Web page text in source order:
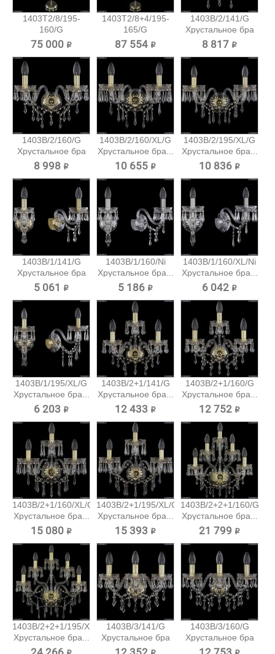
1403T2/8/195-
160/G
Хрустальный
75 000 ₽
1403T2/8+4/195-
165/G
Хрустальный...
87 554 ₽
1403B/2/141/G
Хрустальное бра
Bohemia...
8 817 ₽
1403B/2/160/G
Хрустальное бра
Bohemia...
8 998 ₽
1403B/2/160/XL/G
Хрустальное бра...
10 655 ₽
1403B/2/195/XL/G
Хрустальное бра...
10 836 ₽
1403B/1/141/G
Хрустальное бра
Bohemia...
5 061 ₽
1403B/1/160/Ni
Хрустальное бра...
5 186 ₽
1403B/1/160/XL/Ni
Хрустальное бра...
6 042 ₽
1403B/1/195/XL/G
Хрустальное бра...
6 203 ₽
1403B/2+1/141/G
Хрустальное бра...
12 433 ₽
1403B/2+1/160/G
Хрустальное бра...
12 752 ₽
1403B/2+1/160/XL/G
Хрустальное бра...
15 080 ₽
1403B/2+1/195/XL/G
Хрустальное бра...
15 393 ₽
1403B/2+2+1/160/G
Хрустальное бра...
21 799 ₽
1403B/2+2+1/195/XL/G
Хрустальное бра...
1403B/3/141/G
Хрустальное бра
Bohemia...
1403B/3/160/G
Хрустальное бра
Bohemia...